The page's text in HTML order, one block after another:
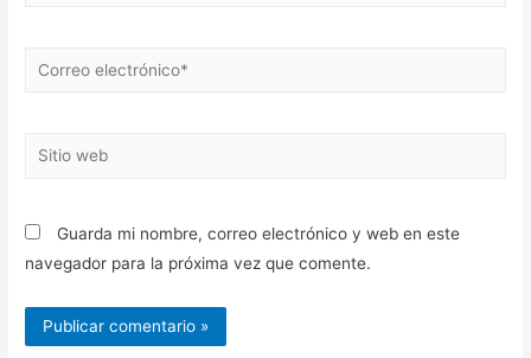
Correo
Sitio
Guarda mi nombre, correo electrónico y web en este
navegador para la próxima vez que comente.